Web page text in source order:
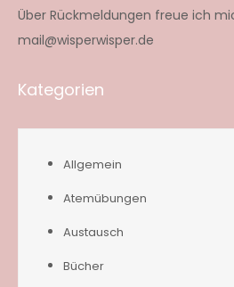
Über Rückmeldungen freue ich
mail@wisperwisper.de
Kategorien
Allgemein
Atemübungen
Austausch
Bücher